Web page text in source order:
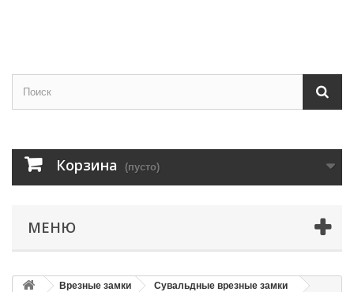
Корзина (пусто)
МЕНЮ
Врезные замки
Сувальдные врезные замки